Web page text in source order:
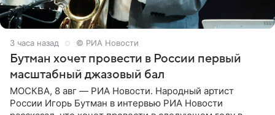
3 часа назад © РИА Новости
Бутман хочет провести в России первый
масштабный джазовый бал
МОСКВА, 8 авг — РИА Новости. Народный артист
России Игорь Бутман в интервью РИА Новости